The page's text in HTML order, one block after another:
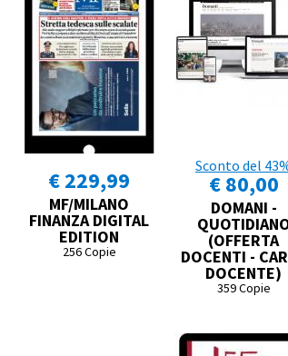
€ 229,99
MF/MILANO
FINANZA DIGITAL
EDITION
256 Copie
Sconto del
€ 80,00
DOMANI -
(OFFERTA
DOCENTI -
DOCENTE)
359 Copie